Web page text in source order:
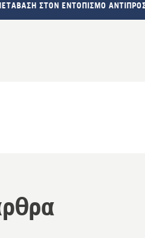
ΣΤΟΝ ΕΝΤΟΠΙΣΜΌ